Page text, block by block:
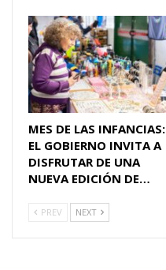
MES DE LAS INFANCIAS:
EL GOBIERNO INVITA A
DISFRUTAR DE UNA
NUEVA EDICIÓN DE…
PREV NEXT